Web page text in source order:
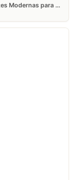
Bloques DWG de Luces Colgantes Modernas para AutoCAD Gratis